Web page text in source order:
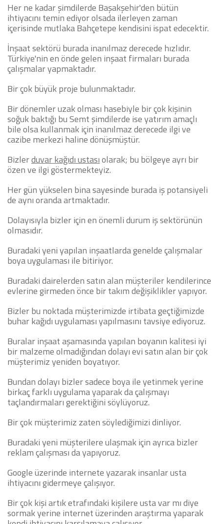
Her ne kadar şimdilerde Başakşehir'den bütün
ihtiyacını temin ediyor olsada ilerleyen zaman
içerisinde mutlaka Bahçetepe kendisini ispat edecektir.
İnşaat sektörü burada inanılmaz derecede hızlıdır.
Türkiye'nin en önde gelen inşaat firmaları burada
çalışmalar yapmaktadır.
Bir çok büyük proje bulunmaktadır.
Bir dönemler uzak olması hasebiyle bir çok kişinin
soğuk baktığı bu Semt şimdilerde ise yatırım amaçlı
bile olsa kullanmak için inanılmaz derecede ilgi ve
cazibe merkezi haline dönüşmüştür.
Bizlerduvar kağıdı ustasıolarak; bu bölgeye ayrı bir
özen ve ilgi göstermekteyiz.
Her gün yükselen bina sayesinde burada iş potansiyeli
de aynı oranda artmaktadır.
Dolayısıyla bizler için en önemli durum iş sektörünün
olmasıdır.
Buradaki yeni yapılan inşaatlarda genelde çalışmalar
boya uygulaması ile bitiriyor.
Buradaki dairelerden satın alan müşteriler kendilerince
evlerine girmeden önce bir takım değişiklikler yapıyor.
Bizler bu noktada müşterimizde irtibata geçtiğimizde
buhar kağıdı uygulaması yapılmasını tavsiye ediyoruz.
Buralar inşaat aşamasında yapılan boyanın kalitesi iyi
bir malzeme olmadığından dolayı evi satın alan bir çok
müşterimiz yeniden boyatıyor.
Bundan dolayı bizler sadece boya ile yetinmek yerine
birkaç farklı uygulama yaparak da çalışmayı
taçlandırmaları gerektiğini söylüyoruz.
Bir çok müşterimiz zaten söylediğimizi dinliyor.
Buradaki yeni müşterilere ulaşmak için ayrıca bizler
reklam çalışması da yapıyoruz.
Google üzerinde internete yazarak insanlar usta
ihtiyacını gidermeye çalışıyor.
Bir çok kişi artık etrafındaki kişilere usta var mı diye
sormak yerine internet üzerinden araştırma yaparak